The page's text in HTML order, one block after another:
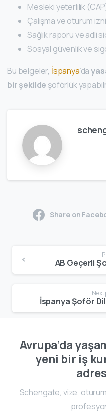
Mesleki yeterlilik
Çalışma ve oturum izni
Sağlık raporu ve adli
Sosyal güvenlik ve
Bu belgeler, İspanya’da
bir şekilde şoförlük
Share on
Next
Avrupa’da
yeni bir iş
Schengate, vize,